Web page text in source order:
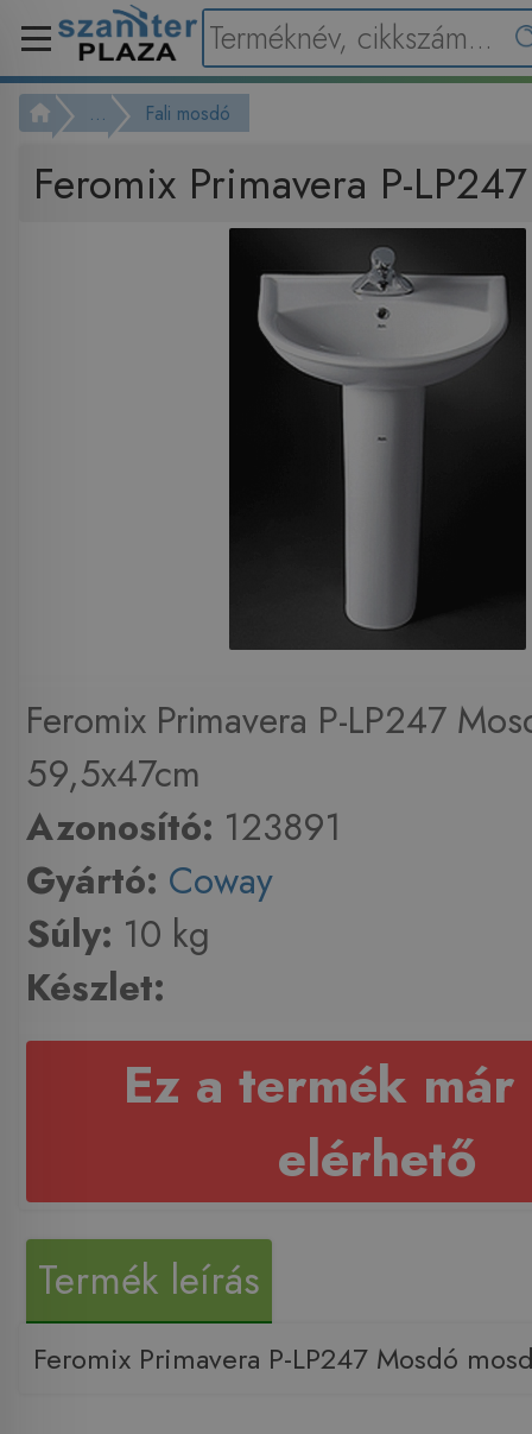
... Fali mosdó
Feromix Primavera P-
Feromix Primavera P-LP247
59,5x47cm
Azonosító: 123891
Gyártó: Coway
Súly: 10 kg
Készlet:
Ez a termék már
elérhető
Termék leírás
Feromix Primavera P-LP247 Mosdó